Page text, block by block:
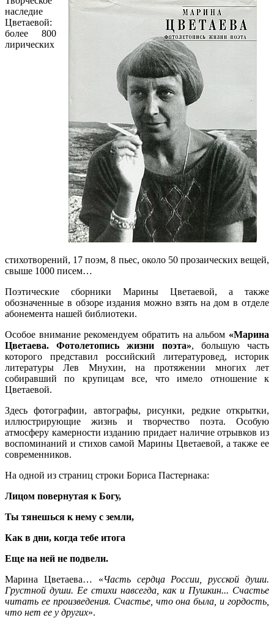
наследие
Цветаевой:
более 800
лирических
стихотворений, 17 поэм, 8 пьес, около 50 прозаических вещей,
свыше 1000 писем…
Поэтические сборники Марины Цветаевой, а также
обозначенные в обзоре издания можно взять на дом в отделе
абонемента нашей библиотеки.
Особое внимание рекомендуем обратить на альбом «Марина
Цветаева. Фотолетопись жизни поэта», большую часть
которого представил российский литературовед, историк
литературы Лев Мнухин, на протяжении многих лет
собиравший по крупицам все, что имело отношение к
Цветаевой.
Здесь фотографии, автографы, рисунки, редкие открытки,
иллюстрирующие жизнь и творчество поэта. Особую
атмосферу камерности изданию придает наличие отрывков из
воспоминаний и стихов самой Марины Цветаевой, а также ее
современников.
На одной из страниц строки Бориса Пастернака:
Лицом повернутая к Богу,
Ты тянешься к нему с земли,
Как в дни, когда тебе итога
Еще на ней не подвели.
Марина Цветаева… «Часть сердца России, русской души.
Грустной души. Ее стихи навсегда, как и Пушкин... Счастье
читать ее произведения. Счастье, что она была, и гордость,
что нет ее у других».